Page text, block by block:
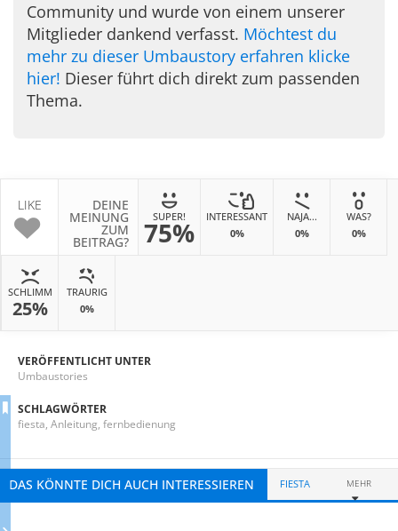
Community und wurde von einem unserer
Mitglieder dankend verfasst. Möchtest du
mehr zu dieser Umbaustory erfahren klicke
hier! Dieser führt dich direkt zum passenden
Thema.
LIKE DEINE
MEINUNG
ZUM
BEITRAG?
SUPER!
75%
INTERESSANT
0%
NAJA...
0%
WAS?
0%
SCHLIMM
25%
TRAURIG
0%
VERÖFFENTLICHT UNTER
Umbaustories
SCHLAGWÖRTER
fiesta, Anleitung, fernbedienung
DAS KÖNNTE DICH AUCH INTERESSIEREN FIESTA MEHR